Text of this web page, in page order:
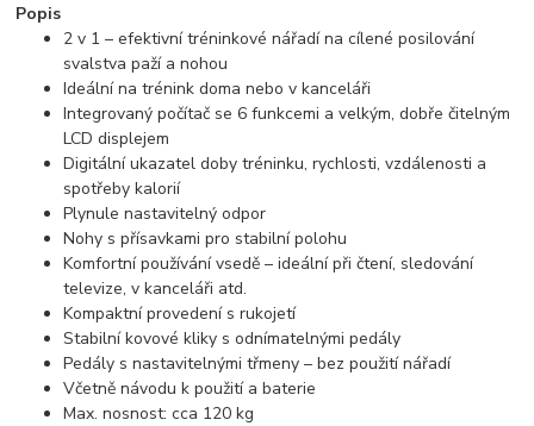
Popis
2 v 1 – efektivní tréninkové nářadí na cílené posilování
svalstva paží a nohou
Ideální na trénink doma nebo v kanceláři
Integrovaný počítač se 6 funkcemi a velkým, dobře čitelným
LCD displejem
Digitální ukazatel doby tréninku, rychlosti, vzdálenosti a
spotřeby kalorií
Plynule nastavitelný odpor
Nohy s přísavkami pro stabilní polohu
Komfortní používání vsedě – ideální při čtení, sledování
televize, v kanceláři atd.
Kompaktní provedení s rukojetí
Stabilní kovové kliky s odnímatelnými pedály
Pedály s nastavitelnými třmeny – bez použití nářadí
Včetně návodu k použití a baterie
Max. nosnost: cca 120 kg